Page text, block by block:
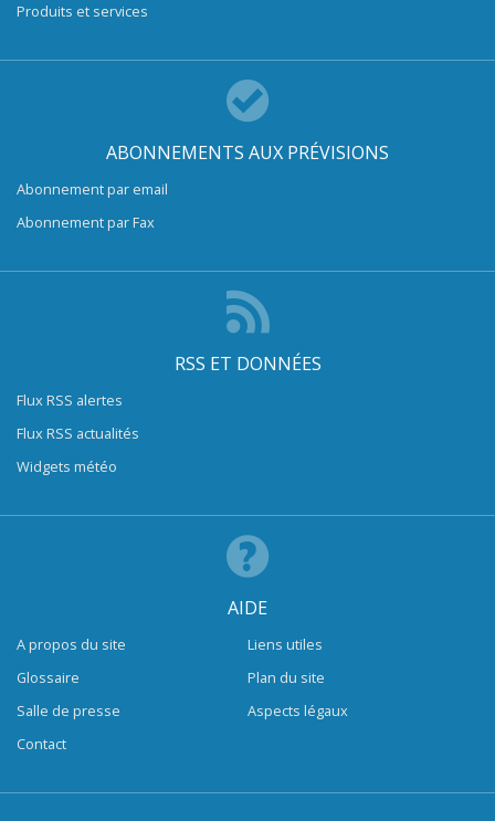
Produits et services
ABONNEMENTS AUX PRÉVISIONS
Abonnement par email
Abonnement par Fax
RSS ET DONNÉES
Flux RSS alertes
Flux RSS actualités
Widgets météo
AIDE
A propos du site
Glossaire
Salle de presse
Contact
Liens utiles
Plan du site
Aspects légaux